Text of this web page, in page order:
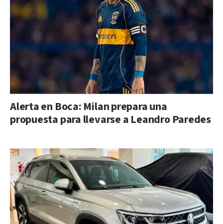
Alerta en Boca: Milan prepara una
propuesta para llevarse a Leandro Paredes